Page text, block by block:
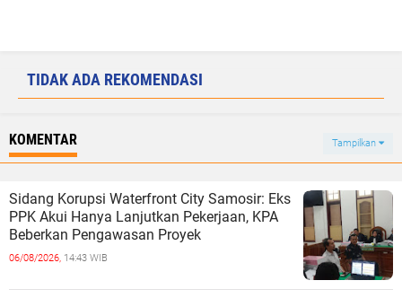
TIDAK ADA REKOMENDASI
KOMENTAR Tampilkan
Sidang Korupsi Waterfront City Samosir: Eks
PPK Akui Hanya Lanjutkan Pekerjaan, KPA
Beberkan Pengawasan Proyek
06/08/2026, 14:43 WIB